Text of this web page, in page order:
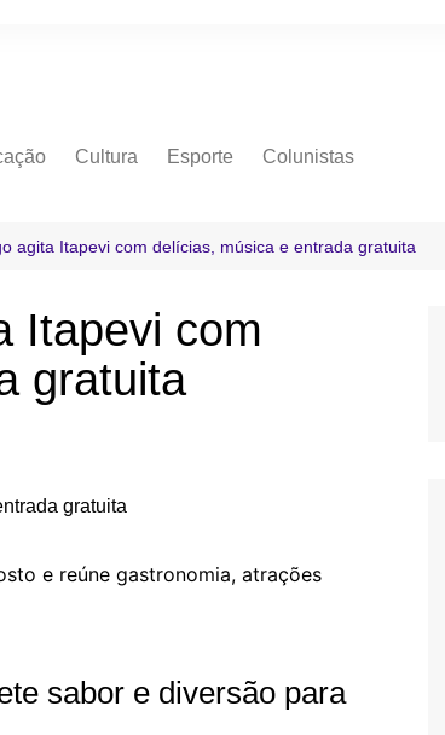
Cultura Esporte Colunistas
agita Itapevi com delícias, música e entrada gratuita
Itapevi com
gratuita
e reúne gastronomia, atrações
sabor e diversão para